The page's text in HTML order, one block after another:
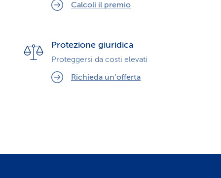
Calcoli il premio
Protezione giuridica
Proteggersi da costi elevati
Richieda un’offerta